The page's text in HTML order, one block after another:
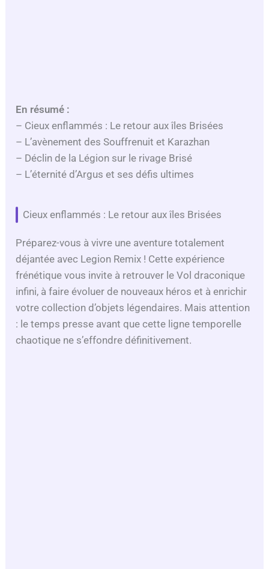
En résumé :
– Cieux enflammés : Le retour aux îles Brisées
– L’avènement des Souffrenuit et Karazhan
– Déclin de la Légion sur le rivage Brisé
– L’éternité d’Argus et ses défis ultimes
Cieux enflammés : Le retour aux îles Brisées
Préparez-vous à vivre une aventure totalement
déjantée avec Legion Remix ! Cette expérience
frénétique vous invite à retrouver le Vol draconique
infini, à faire évoluer de nouveaux héros et à enrichir
votre collection d’objets légendaires. Mais attention
: le temps presse avant que cette ligne temporelle
chaotique ne s’effondre définitivement.